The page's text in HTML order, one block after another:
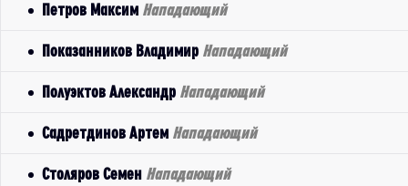
Петров Максим Нападающий
Показанников Владимир Нападающий
Полуэктов Александр Нападающий
Садретдинов Артем Нападающий
Столяров Семен Нападающий